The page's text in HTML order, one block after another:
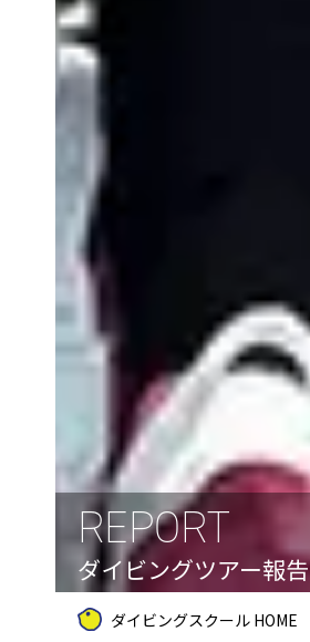
REPORT
ダイビングツアー報告
ダイビングスクール HOME